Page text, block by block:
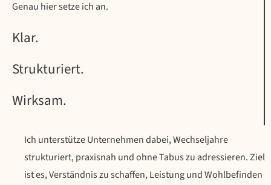
Genau hier setze ich an.
Klar.
Strukturiert.
Wirksam.
Ich unterstütze Unternehmen dabei, Wechseljahre
strukturiert, praxisnah und ohne Tabus zu adressieren. Ziel
ist es, Verständnis zu schaffen, Leistung und Wohlbefinden